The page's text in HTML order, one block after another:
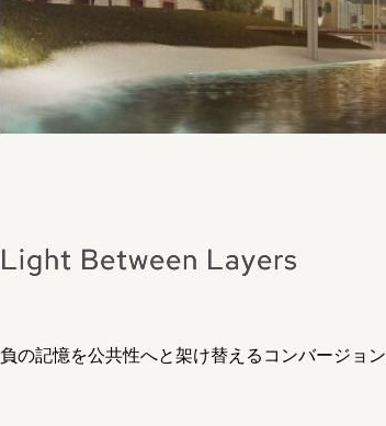
Light Between Layers
負の記憶を公共性へと架け替えるコンバージョン